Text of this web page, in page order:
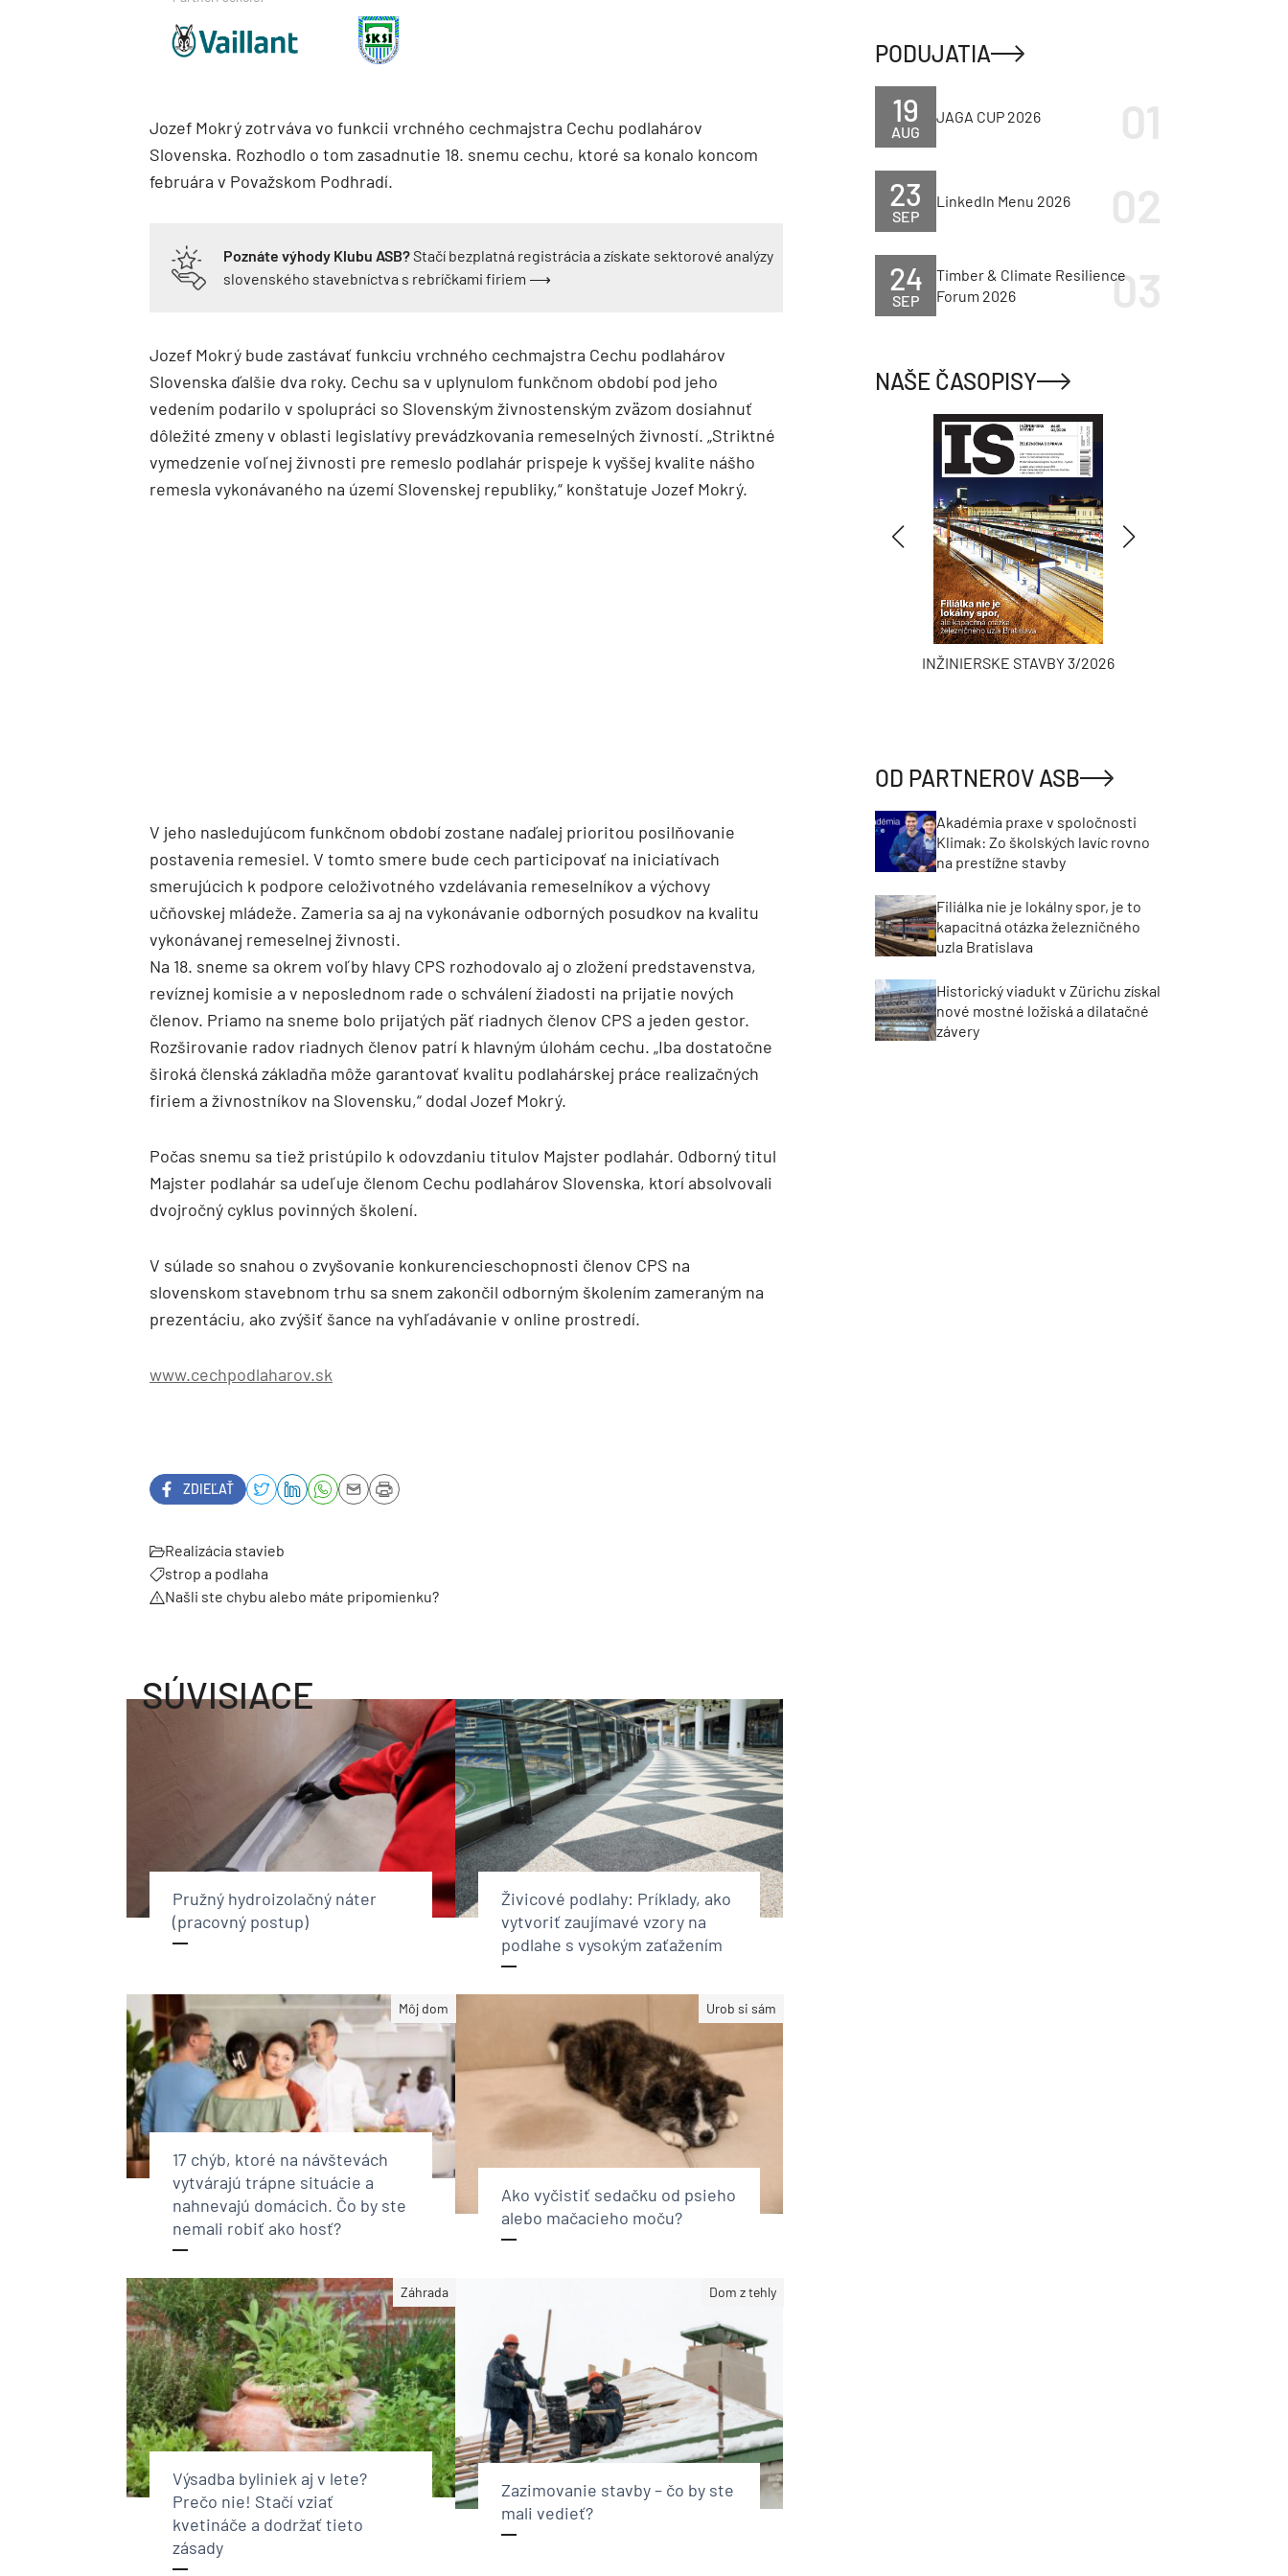
Jozef Mokrý zotrváva vo funkcii vrchného cechmajstra Cechu podlahárov
Slovenska. Rozhodlo o tom zasadnutie 18. snemu cechu, ktoré sa konalo koncom
februára v Považskom Podhradí.
Poznáte výhody Klubu ASB?Stačí bezplatná registrácia a získate sektorové analýzy
slovenského stavebníctva s rebríčkami firiem ⟶
Jozef Mokrý bude zastávať funkciu vrchného cechmajstra Cechu podlahárov
Slovenska ďalšie dva roky. Cechu sa v uplynulom funkčnom období pod jeho
vedením podarilo v spolupráci so Slovenským živnostenským zväzom dosiahnuť
dôležité zmeny v oblasti legislatívy prevádzkovania remeselných živností. „Striktné
vymedzenie voľnej živnosti pre remeslo podlahár prispeje k vyššej kvalite nášho
remesla vykonávaného na území Slovenskej republiky,“ konštatuje Jozef Mokrý.
V jeho nasledujúcom funkčnom období zostane naďalej prioritou posilňovanie
postavenia remesiel. V tomto smere bude cech participovať na iniciatívach
smerujúcich k podpore celoživotného vzdelávania remeselníkov a výchovy
učňovskej mládeže. Zameria sa aj na vykonávanie odborných posudkov na kvalitu
vykonávanej remeselnej živnosti.
Na 18. sneme sa okrem voľby hlavy CPS rozhodovalo aj o zložení predstavenstva,
revíznej komisie a v neposlednom rade o schválení žiadosti na prijatie nových
členov. Priamo na sneme bolo prijatých päť riadnych členov CPS a jeden gestor.
Rozširovanie radov riadnych členov patrí k hlavným úlohám cechu. „Iba dostatočne
široká členská základňa môže garantovať kvalitu podlahárskej práce realizačných
firiem a živnostníkov na Slovensku,“ dodal Jozef Mokrý.
Počas snemu sa tiež pristúpilo k odovzdaniu titulov Majster podlahár. Odborný titul
Majster podlahár sa udeľuje členom Cechu podlahárov Slovenska, ktorí absolvovali
dvojročný cyklus povinných školení.
V súlade so snahou o zvyšovanie konkurencieschopnosti členov CPS na
slovenskom stavebnom trhu sa snem zakončil odborným školením zameraným na
prezentáciu, ako zvýšiť šance na vyhľadávanie v online prostredí.
www.cechpodlaharov.sk
ZDIEĽAŤ
Realizácia stavieb
strop a podlaha
Našli ste chybu alebo máte pripomienku?
SÚVISIACE
Pružný hydroizolačný náter
(pracovný postup)
Živicové podlahy: Príklady, ako
vytvoriť zaujímavé vzory na
podlahe s vysokým zaťažením
Môj dom
17 chýb, ktoré na návštevách
vytvárajú trápne situácie a
nahnevajú domácich. Čo by ste
nemali robiť ako hosť?
Urob si sám
Ako vyčistiť sedačku od psieho
alebo mačacieho moču?
Záhrada
Výsadba byliniek aj v lete?
Prečo nie! Stačí vziať
kvetináče a dodržať tieto
zásady
Dom z tehly
Zazimovanie stavby – čo by ste
mali vedieť?
PODUJATIA
AUG
19 JAGA CUP 2026
SEP
23 LinkedIn Menu 2026
SEP
24
Timber & Climate Resilience
Forum 2026
NAŠE ČASOPISY
INŽINIERSKE STAVBY 3/2026
OD PARTNEROV ASB
Akadémia praxe v spoločnosti
Klimak: Zo školských lavíc rovno
na prestížne stavby
Filiálka nie je lokálny spor, je to
kapacitná otázka železničného
uzla Bratislava
Historický viadukt v Zürichu získal
nové mostné ložiská a dilatačné
závery